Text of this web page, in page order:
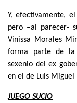
Y, efectivamente,
pero –al parecer-
Vinissa Morales
forma parte de la
sexenio del ex
en el de Luis Miguel
JUEGO SUCIO